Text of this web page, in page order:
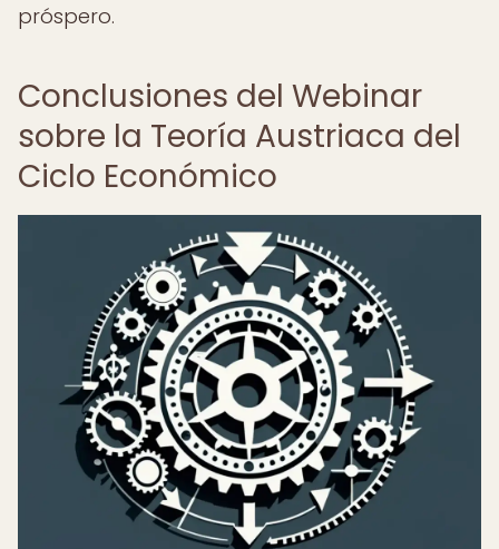
próspero.
Conclusiones del Webinar
sobre la Teoría Austriaca del
Ciclo Económico